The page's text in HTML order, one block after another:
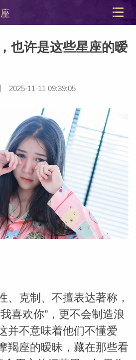
站内导
也许是这些星座的暧
2025-11-11 09:39:05
、克制、不擅表达著称，
喜欢你”，更不会制造浪
并不意味着他们不懂爱
座的暧昧，藏在那些看